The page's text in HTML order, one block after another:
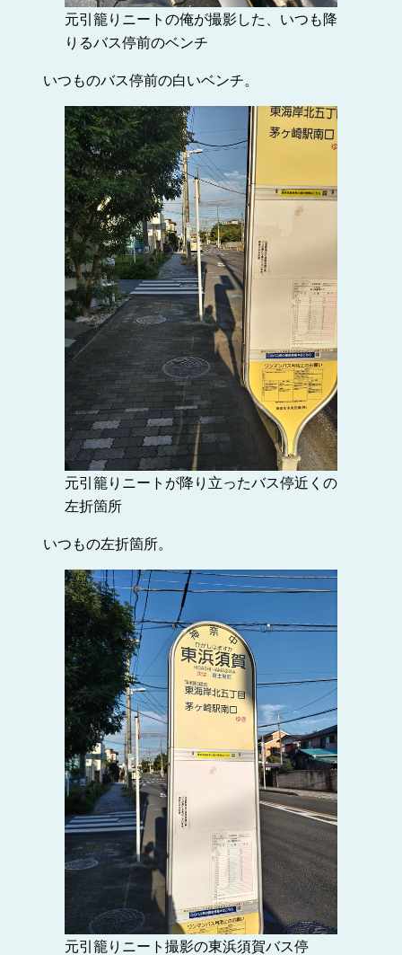
元引籠りニートの俺が撮影した、いつも降
りるバス停前のベンチ
いつものバス停前の白いベンチ。
元引籠りニートが降り立ったバス停近くの
左折箇所
いつもの左折箇所。
元引籠りニート撮影の東浜須賀バス停